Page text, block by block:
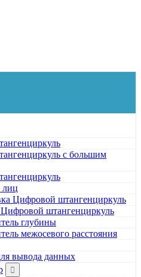
с большим
лиц
Цифровой штангенциркуль
штангенциркуль
глубины
межосевого расстояния
вывода данных